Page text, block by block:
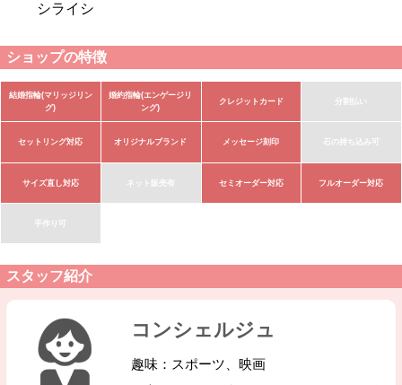
シライシ
ショップの特徴
結婚指輪(マリッジリン
グ)
婚約指輪(エンゲージリ
ング)
クレジットカード 分割払い
セットリング対応 オリジナルブランド メッセージ刻印 石の持ち込み可
サイズ直し対応 ネット販売有 セミオーダー対応 フルオーダー対応
手作り可
スタッフ紹介
コンシェルジュ
趣味：スポーツ、映画